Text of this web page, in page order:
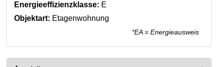
Energieeffizienzklasse: E
Objektart: Etagenwohnung
*EA = Energieausweis